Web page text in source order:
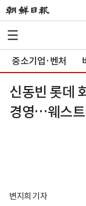
중소기업·벤처
신동빈 롯데
경영…웨스트
변지희 기자